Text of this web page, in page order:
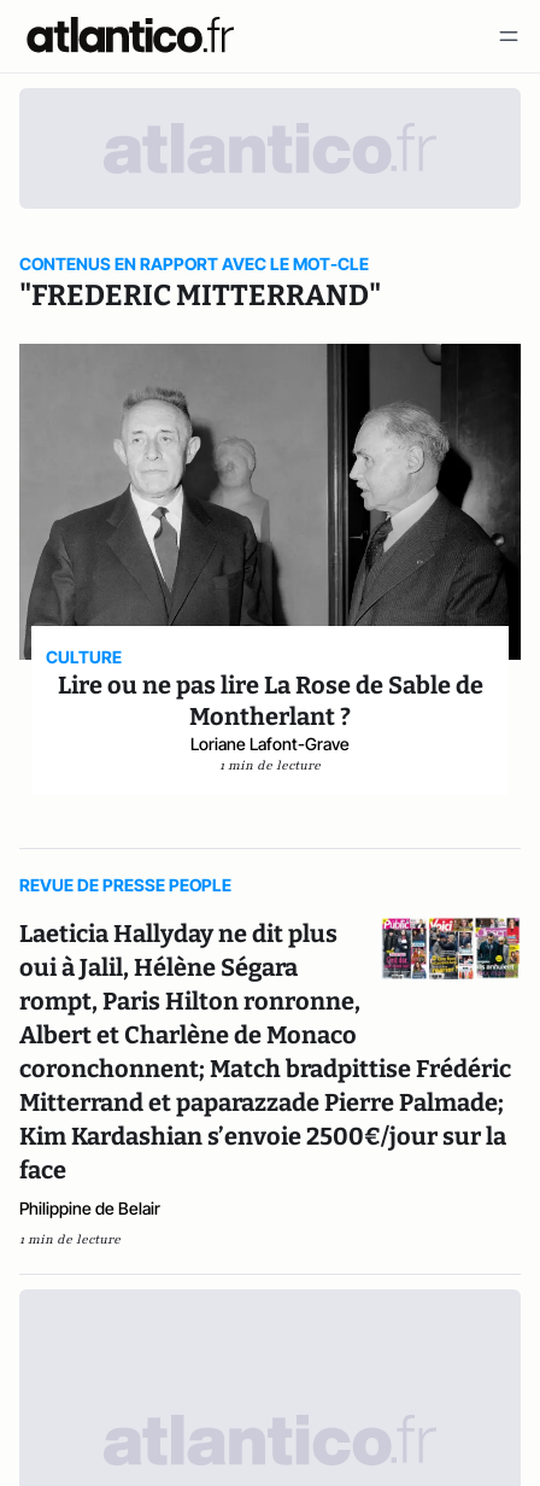
CONTENUS EN RAPPORT AVEC LE MOT-CLE
"FREDERIC MITTERRAND"
CULTURE
Lire ou ne pas lire La Rose de Sable de
Montherlant ?
Loriane Lafont-Grave
1 min de lecture
REVUE DE PRESSE PEOPLE
Laeticia Hallyday ne dit plus
oui à Jalil, Hélène Ségara
rompt, Paris Hilton ronronne,
Albert et Charlène de Monaco
coronchonnent; Match bradpittise Frédéric
Mitterrand et paparazzade Pierre Palmade;
Kim Kardashian s’envoie 2500€/jour sur la
face
Philippine de Belair
1 min de lecture